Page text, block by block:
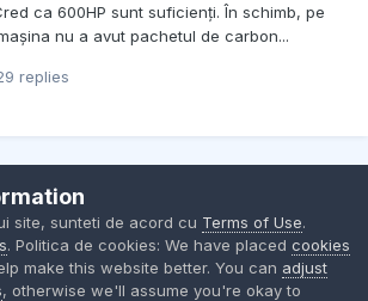
ca 600HP sunt suficienți. În schimb, pe
nu a avut pachetul de carbon...
replies
Contact Us
BMW Club Romania
by Invision Community
site, sunteti de acord cu Terms of Use.
. Politica de cookies: We have placed cookies
make this website better. You can adjust
, otherwise we'll assume you're okay to